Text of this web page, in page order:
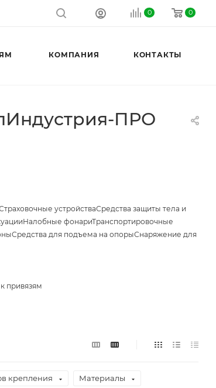
0 0
КОМПАНИЯ КОНТАКТЫ
ПРО
устройстваСредства защиты тела и
Налобные фонариТранспортировочные
Средства для подъема на опорыСнаряжение для
привязям
крепления Материалы